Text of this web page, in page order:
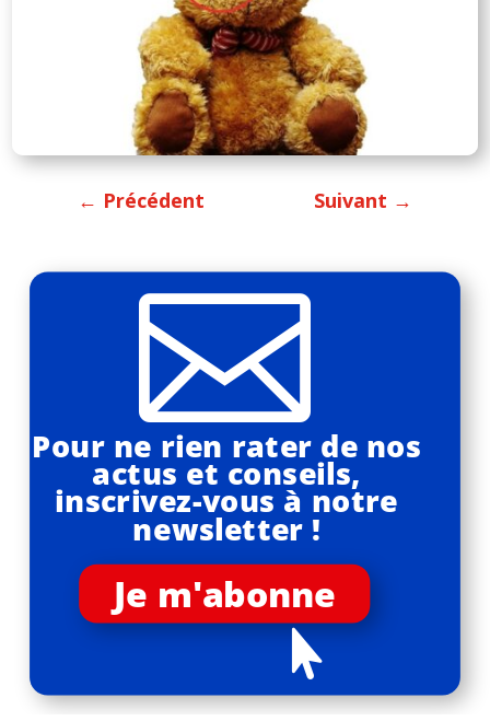
← Précédent Suivant →

Pour ne rien rater de nos
actus et conseils,
inscrivez-vous à notre
newsletter !
Je m'abonne
